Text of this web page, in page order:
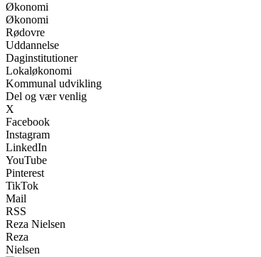
Økonomi
Økonomi
Rødovre
Uddannelse
Daginstitutioner
Lokaløkonomi
Kommunal udvikling
Del og vær venlig
X
Facebook
Instagram
LinkedIn
YouTube
Pinterest
TikTok
Mail
RSS
Reza Nielsen
Reza
Nielsen